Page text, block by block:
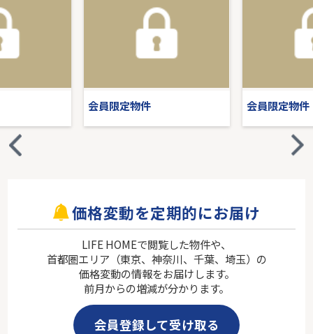
会員限定物件 会員限定物件
価格変動を定期的にお届け
LIFE HOMEで閲覧した物件や、
首都圏エリア（東京、神奈川、千葉、埼玉）の
価格変動の情報をお届けします。
前月からの増減が分かります。
会員登録して受け取る